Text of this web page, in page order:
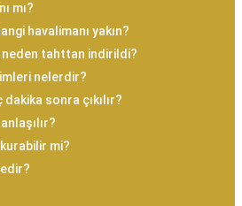
mı?
havalimanı yakın?
neden tahttan indirildi?
nelerdir?
dakika sonra çıkılır?
mi?